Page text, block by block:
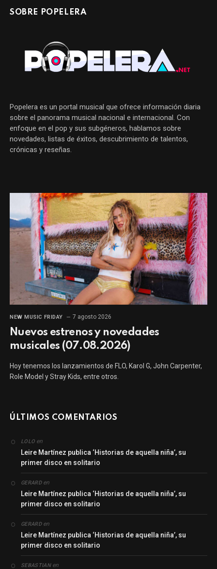
SOBRE POPELERA
Popelera es un portal musical que ofrece información diaria
sobre el panorama musical nacional e internacional. Con
enfoque en el pop y sus subgéneros, hablamos sobre
novedades, listas de éxitos, descubrimiento de talentos,
crónicas y reseñas.
NEW MUSIC FRIDAY 7 agosto 2026
Nuevos estrenos y novedades
musicales (07.08.2026)
Hoy tenemos los lanzamientos de FLO, Karol G, John Carpenter,
Role Model y Stray Kids, entre otros.
ÚLTIMOS COMENTARIOS
LOLO en
Leire Martínez publica ‘Historias de aquella niña’, su
primer disco en solitario
GERARDen
Leire Martínez publica ‘Historias de aquella niña’, su
primer disco en solitario
GERARDen
Leire Martínez publica ‘Historias de aquella niña’, su
primer disco en solitario
SEBASTIANen